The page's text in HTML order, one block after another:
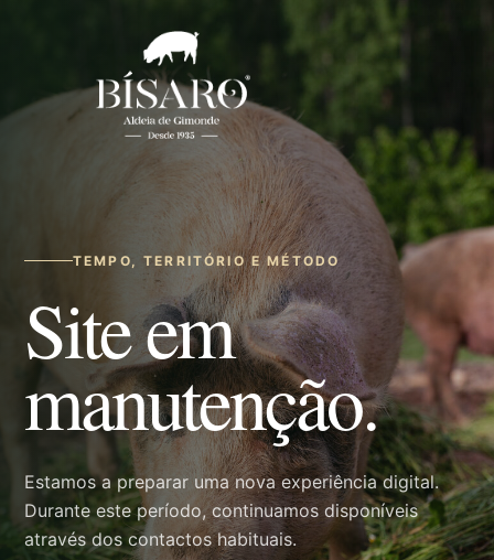
TEMPO, TERRITÓRIO E MÉTODO
Site em
manutenção.
Estamos a preparar uma nova experiência digital.
Durante este período, continuamos disponíveis
através dos contactos habituais.